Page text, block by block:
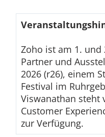
Zoho ist am 1. und
Partner und
2026 (r26), einem
Festival im
Viswanathan steht
Customer
zur Verfügung.